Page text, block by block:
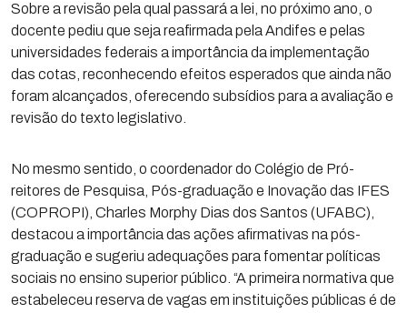
Sobre a revisão pela qual passará a lei, no próximo ano, o
docente pediu que seja reafirmada pela Andifes e pelas
universidades federais a importância da implementação
das cotas, reconhecendo efeitos esperados que ainda não
foram alcançados, oferecendo subsídios para a avaliação e
revisão do texto legislativo.
No mesmo sentido, o coordenador do Colégio de Pró-
reitores de Pesquisa, Pós-graduação e Inovação das IFES
(COPROPI), Charles Morphy Dias dos Santos (UFABC),
destacou a importância das ações afirmativas na pós-
graduação e sugeriu adequações para fomentar políticas
sociais no ensino superior público. “A primeira normativa que
estabeleceu reserva de vagas em instituições públicas é de